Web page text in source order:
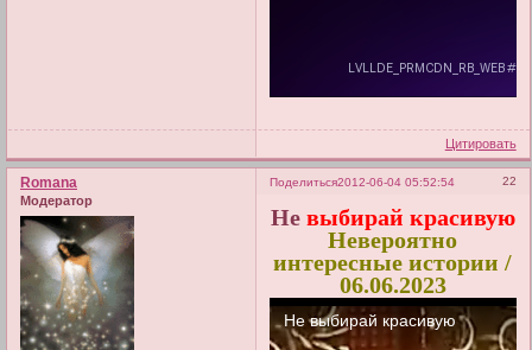
Цитировать
Поделиться 22
2012-06-04 05:52:54
Romana
Модератор
Не выбирай красивую
Невероятно
интересные истории /
06.06.2023